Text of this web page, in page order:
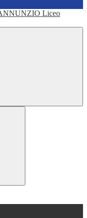
Liceo